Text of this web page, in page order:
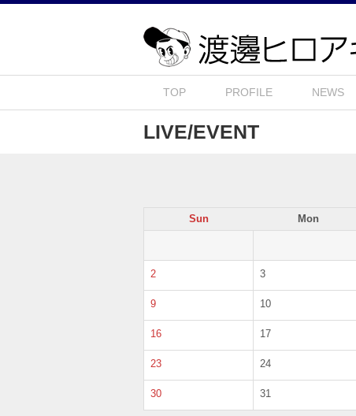
TOP PROFILE NEWS
LIVE/EVENT
Sun Mon
2 3
9 10
16 17
23 24
30 31